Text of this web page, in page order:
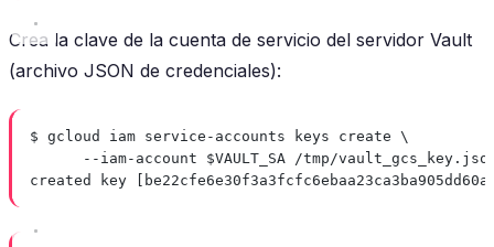
Crea la clave de la cuenta de servicio del servidor Vault
(archivo JSON de credenciales):
$ gcloud iam service-accounts keys create \
--iam-account $VAULT_SA /tmp/
created key